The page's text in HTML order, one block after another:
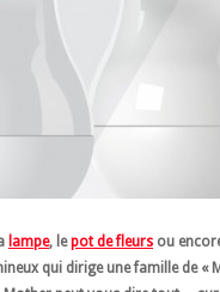
lampe, lepot de fleurs ou
qui dirige une famille de